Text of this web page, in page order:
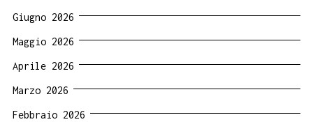
Giugno 2026
Maggio 2026
Aprile 2026
Marzo 2026
Febbraio 2026